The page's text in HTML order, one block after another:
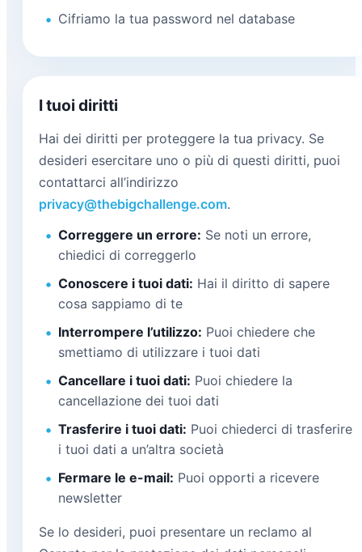
Cifriamo la tua password nel database
I tuoi diritti
Hai dei diritti per proteggere la tua privacy. Se
desideri esercitare uno o più di questi diritti, puoi
contattarci all’indirizzo
privacy@thebigchallenge.com.
Correggere un errore: Se noti un errore,
chiedici di correggerlo
Conoscere i tuoi dati: Hai il diritto di sapere
cosa sappiamo di te
Interrompere l’utilizzo: Puoi chiedere che
smettiamo di utilizzare i tuoi dati
Cancellare i tuoi dati: Puoi chiedere la
cancellazione dei tuoi dati
Trasferire i tuoi dati: Puoi chiederci di trasferire
i tuoi dati a un’altra società
Fermare le e-mail: Puoi opporti a ricevere
newsletter
Se lo desideri, puoi presentare un reclamo al